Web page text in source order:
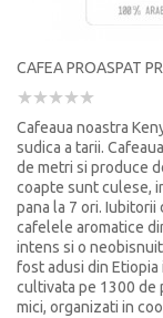
CAFEA PROASPAT
Cafeaua noastra
sudica a tarii.
de metri si produce
coapte sunt culese,
pana la 7 ori.
cafelele aromatice
intens si o
fost adusi din
cultivata pe 1300 de
mici, organizati in